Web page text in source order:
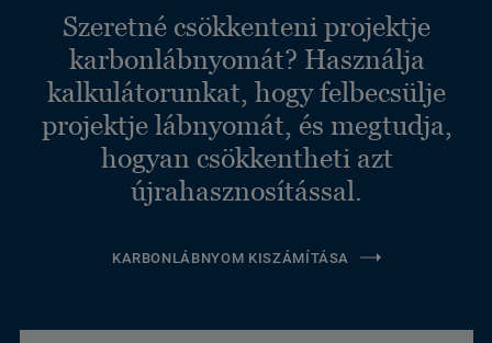
Szeretné csökkenteni projektje
karbonlábnyomát? Használja
kalkulátorunkat, hogy felbecsülje
projektje lábnyomát, és megtudja,
hogyan csökkentheti azt
újrahasznosítással.
KARBONLÁBNYOM KISZÁMÍTÁSA